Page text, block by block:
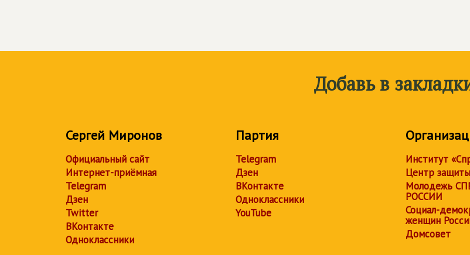
Добавь в
Сергей Миронов
Официальный сайт
Интернет-приёмная
Telegram
Дзен
Twitter
ВКонтакте
Одноклассники
Партия
Telegram
Дзен
ВКонтакте
Одноклассники
YouTube
Институт
Центр
Молодежь
РОССИИ
Социал-
женщин
Домсовет